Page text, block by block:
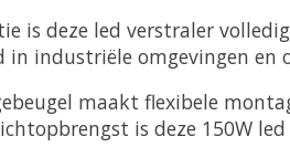
is deze led verstraler
industriële omgevingen
maakt flexibele
is deze 150W